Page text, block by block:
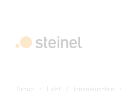
Group Licht Innenleuchten